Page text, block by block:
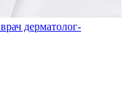
дерматолог-